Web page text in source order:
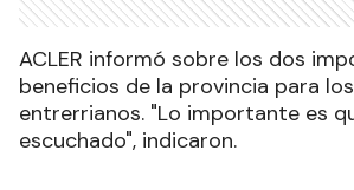
ACLER informó sobre los dos
beneficios de la provincia para
entrerrianos. "Lo importante es
escuchado", indicaron.